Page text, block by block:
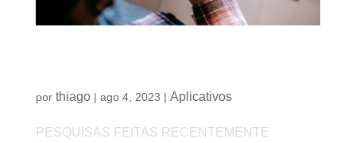
por thiago| ago 4, 2023 | Aplicativos
PESQUISAS FEITAS RECENTEMENTE